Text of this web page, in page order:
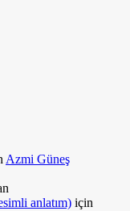
Azmi Güneş
anlatım) için